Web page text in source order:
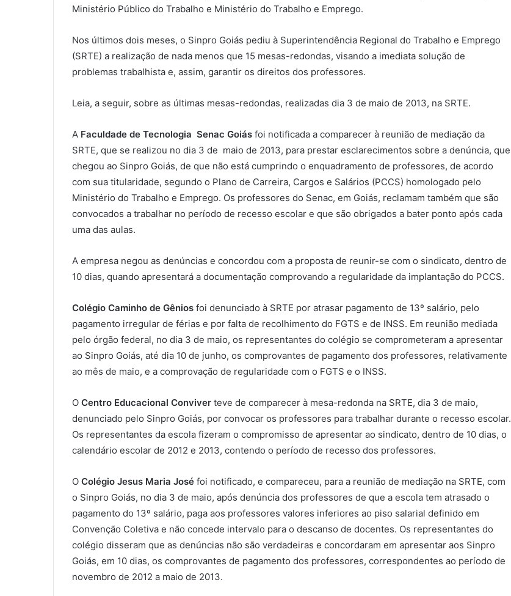
Ministério Público do Trabalho e Ministério do Trabalho e Emprego.
Nos últimos dois meses, o Sinpro Goiás pediu à Superintendência Regional do Trabalho e Emprego
(SRTE) a realização de nada menos que 15 mesas-redondas, visando a imediata solução de
problemas trabalhista e, assim, garantir os direitos dos professores.
Leia, a seguir, sobre as últimas mesas-redondas, realizadas dia 3 de maio de 2013, na SRTE.
A Faculdade de Tecnologia Senac Goiás foi notificada a comparecer à reunião de mediação da
SRTE, que se realizou no dia 3 de maio de 2013, para prestar esclarecimentos sobre a denúncia, que
chegou ao Sinpro Goiás, de que não está cumprindo o enquadramento de professores, de acordo
com sua titularidade, segundo o Plano de Carreira, Cargos e Salários (PCCS) homologado pelo
Ministério do Trabalho e Emprego. Os professores do Senac, em Goiás, reclamam também que são
convocados a trabalhar no período de recesso escolar e que são obrigados a bater ponto após cada
uma das aulas.
A empresa negou as denúncias e concordou com a proposta de reunir-se com o sindicato, dentro de
10 dias, quando apresentará a documentação comprovando a regularidade da implantação do PCCS.
Colégio Caminho de Gênios foi denunciado à SRTE por atrasar pagamento de 13º salário, pelo
pagamento irregular de férias e por falta de recolhimento do FGTS e de INSS. Em reunião mediada
pelo órgão federal, no dia 3 de maio, os representantes do colégio se comprometeram a apresentar
ao Sinpro Goiás, até dia 10 de junho, os comprovantes de pagamento dos professores, relativamente
ao mês de maio, e a comprovação de regularidade com o FGTS e o INSS.
O Centro Educacional Conviver teve de comparecer à mesa-redonda na SRTE, dia 3 de maio,
denunciado pelo Sinpro Goiás, por convocar os professores para trabalhar durante o recesso escolar.
Os representantes da escola fizeram o compromisso de apresentar ao sindicato, dentro de 10 dias, o
calendário escolar de 2012 e 2013, contendo o período de recesso dos professores.
O Colégio Jesus Maria José foi notificado, e compareceu, para a reunião de mediação na SRTE, com
o Sinpro Goiás, no dia 3 de maio, após denúncia dos professores de que a escola tem atrasado o
pagamento do 13º salário, paga aos professores valores inferiores ao piso salarial definido em
Convenção Coletiva e não concede intervalo para o descanso de docentes. Os representantes do
colégio disseram que as denúncias não são verdadeiras e concordaram em apresentar aos Sinpro
Goiás, em 10 dias, os comprovantes de pagamento dos professores, correspondentes ao período de
novembro de 2012 a maio de 2013.